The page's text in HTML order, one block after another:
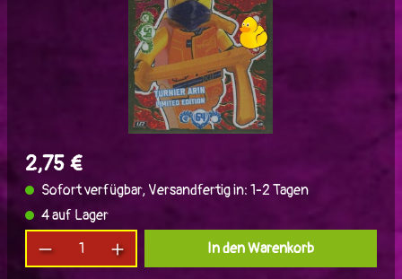
2,75 €
Sofort verfügbar, Versandfertig in: 1-2 Tagen
4 auf Lager
Produkt Anzahl: Gib den gewünschten Wert
In den Warenkorb